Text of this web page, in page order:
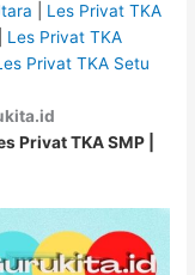
Les Privat TKA
Les Privat TKA
Privat TKA Setu
PrivatTKASMP |